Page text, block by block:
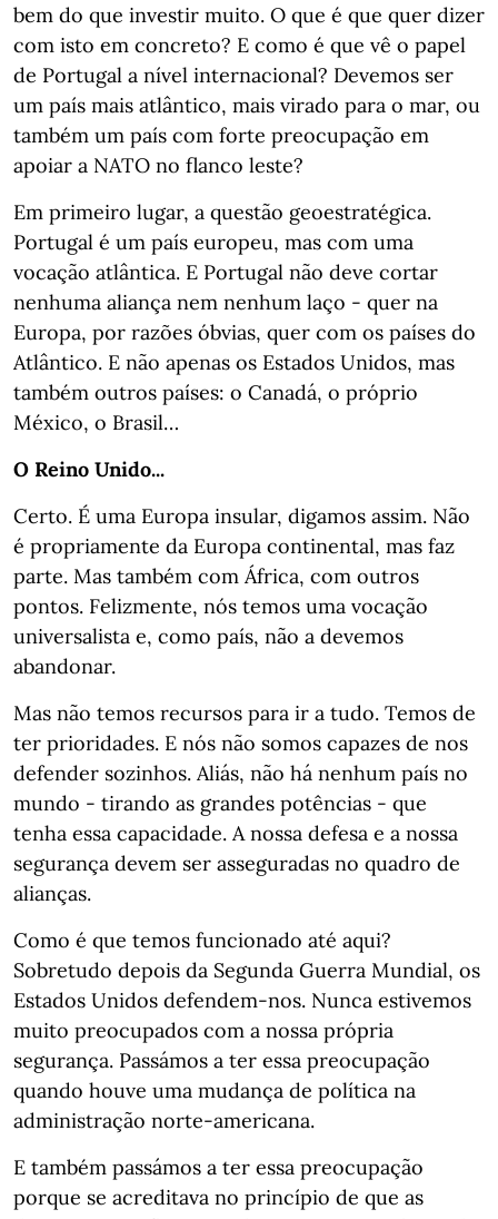
bem do que investir muito. O que é que quer dizer
com isto em concreto? E como é que vê o papel
de Portugal a nível internacional? Devemos ser
um país mais atlântico, mais virado para o mar, ou
também um país com forte preocupação em
apoiar a NATO no flanco leste?
Em primeiro lugar, a questão geoestratégica.
Portugal é um país europeu, mas com uma
vocação atlântica. E Portugal não deve cortar
nenhuma aliança nem nenhum laço - quer na
Europa, por razões óbvias, quer com os países do
Atlântico. E não apenas os Estados Unidos, mas
também outros países: o Canadá, o próprio
México, o Brasil…
O Reino Unido...
Certo. É uma Europa insular, digamos assim. Não
é propriamente da Europa continental, mas faz
parte. Mas também com África, com outros
pontos. Felizmente, nós temos uma vocação
universalista e, como país, não a devemos
abandonar.
Mas não temos recursos para ir a tudo. Temos de
ter prioridades. E nós não somos capazes de nos
defender sozinhos. Aliás, não há nenhum país no
mundo - tirando as grandes potências - que
tenha essa capacidade. A nossa defesa e a nossa
segurança devem ser asseguradas no quadro de
alianças.
Como é que temos funcionado até aqui?
Sobretudo depois da Segunda Guerra Mundial, os
Estados Unidos defendem-nos. Nunca estivemos
muito preocupados com a nossa própria
segurança. Passámos a ter essa preocupação
quando houve uma mudança de política na
administração norte-americana.
E também passámos a ter essa preocupação
porque se acreditava no princípio de que as